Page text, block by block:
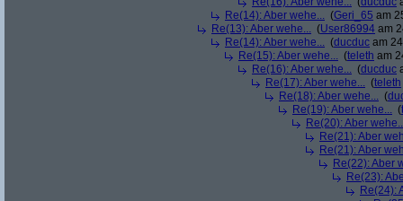
Re(14): Aber wehe... (Geri_65 am
Re(13): Aber wehe... (User86994 am
Re(14): Aber wehe... (ducduc am
Re(15): Aber wehe... (teleth am
Re(16): Aber wehe... (ducduc
Re(17): Aber wehe... (teleth
Re(18): Aber wehe... (
Re(19): Aber wehe... (
Re(20): Aber
Re(21): Aber
Re(21): Aber
Re(22): Aber
Re(23):
Re(24):